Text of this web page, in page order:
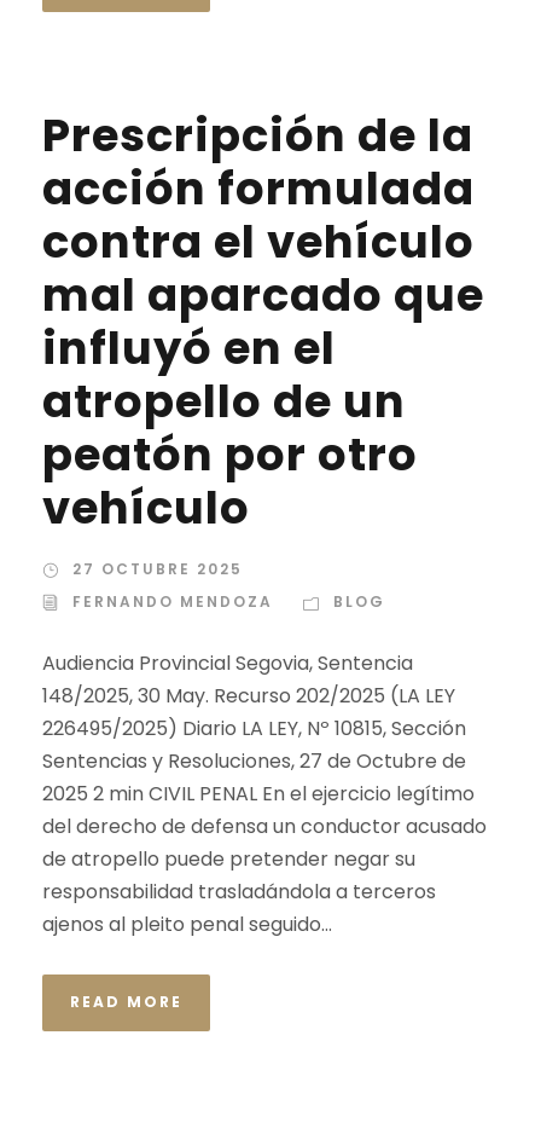
Prescripción de la
acción formulada
contra el vehículo
mal aparcado que
influyó en el
atropello de un
peatón por otro
vehículo
27 OCTUBRE 2025
FERNANDO MENDOZA
BLOG
Audiencia Provincial Segovia, Sentencia
148/2025, 30 May. Recurso 202/2025 (LA LEY
226495/2025) Diario LA LEY, Nº 10815, Sección
Sentencias y Resoluciones, 27 de Octubre de
2025 2 min CIVIL PENAL En el ejercicio legítimo
del derecho de defensa un conductor acusado
de atropello puede pretender negar su
responsabilidad trasladándola a terceros
ajenos al pleito penal seguido...
READ MORE